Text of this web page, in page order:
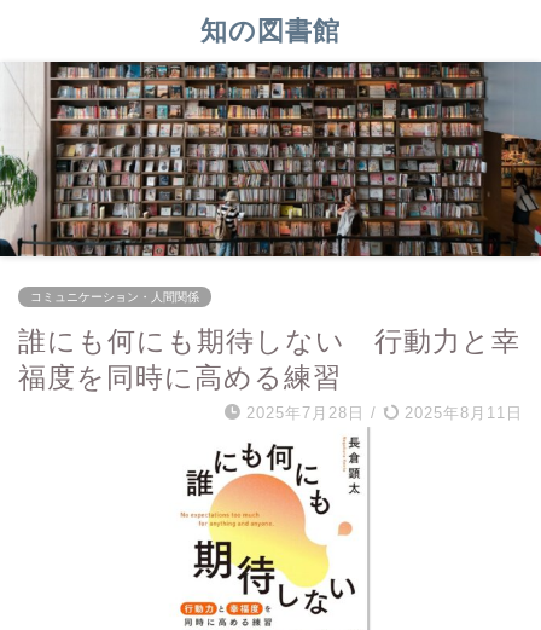
知の図書館
コミュニケーション・人間関係
誰にも何にも期待しない 行動力と幸
福度を同時に高める練習
2025年7月28日 / 2025年8月11日